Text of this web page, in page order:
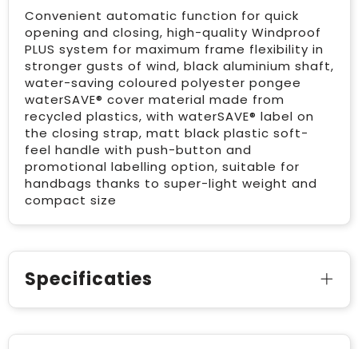
Convenient automatic function for quick
opening and closing, high-quality Windproof
PLUS system for maximum frame flexibility in
stronger gusts of wind, black aluminium shaft,
water-saving coloured polyester pongee
waterSAVE® cover material made from
recycled plastics, with waterSAVE® label on
the closing strap, matt black plastic soft-
feel handle with push-button and
promotional labelling option, suitable for
handbags thanks to super-light weight and
compact size
Specificaties